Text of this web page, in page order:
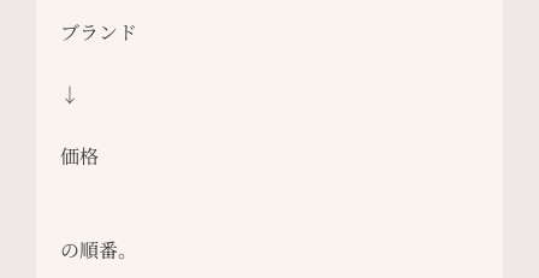
ブランド
↓
価格
の順番。